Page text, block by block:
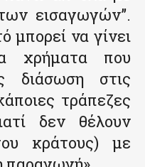
εισαγωγών”.
μπορεί να γίνει
χρήματα που
διάσωση στις
τράπεζες
δεν θέλουν
κράτους) με